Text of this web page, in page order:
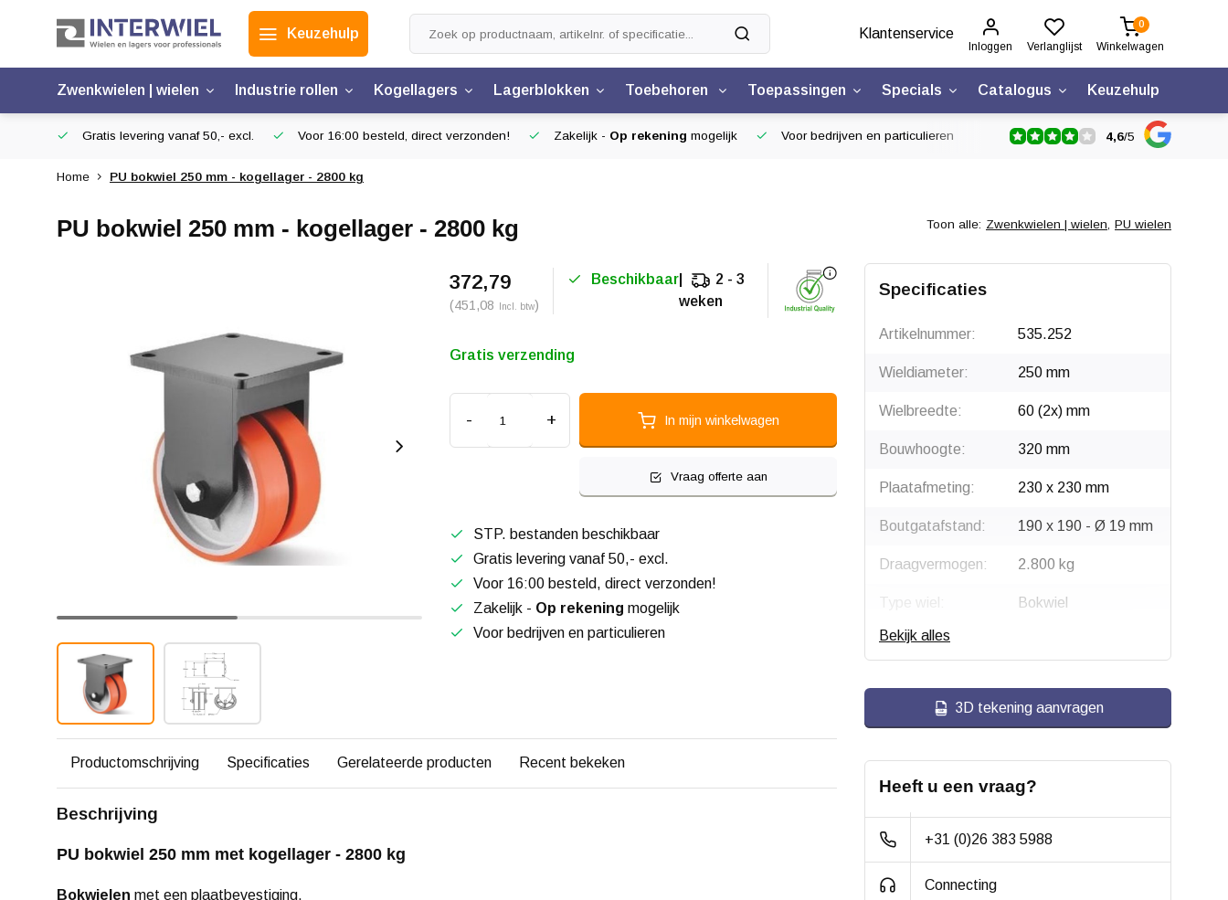
Keuzehulp Klantenservice
Inloggen Verlanglijst
0
Winkelwagen
Zwenkwielen | wielen Industrie rollen Kogellagers Lagerblokken Toebehoren Toepassingen Specials Catalogus Keuzehulp
Gratis levering vanaf 50,- excl. Voor 16:00 besteld, direct verzonden! Zakelijk - Op rekening mogelijk Voor bedrijven en particulieren 4,6/5
Home PU bokwiel 250 mm - kogellager - 2800 kg
PU bokwiel 250 mm - kogellager - 2800 kg Toon alle: Zwenkwielen | wielen, PU wielen
372,79
(451,08 Incl. btw)
Beschikbaar
2 - 3
weken
Gratis verzending
- + In mijn winkelwagen
Vraag offerte aan
STP. bestanden beschikbaar
Gratis levering vanaf 50,- excl.
Voor 16:00 besteld, direct verzonden!
Zakelijk - Op rekening mogelijk
Voor bedrijven en particulieren
Productomschrijving Specificaties Gerelateerde producten Recent bekeken
Beschrijving
PU bokwiel 250 mm met kogellager - 2800 kg
Bokwielen met een plaatbevestiging.
Specificaties
Artikelnummer: 535.252
Wieldiameter: 250 mm
Wielbreedte: 60 (2x) mm
Bouwhoogte: 320 mm
Plaatafmeting: 230 x 230 mm
Boutgatafstand: 190 x 190 - Ø 19 mm
Draagvermogen: 2.800 kg
Type wiel: Bokwiel
Montage:
Gietijzer
Bandage:
Polyurethaan,
gevulkaniseerd
Bekijk alles
3D tekening aanvragen
Heeft u een vraag?
+31 (0)26 383 5988
Connecting